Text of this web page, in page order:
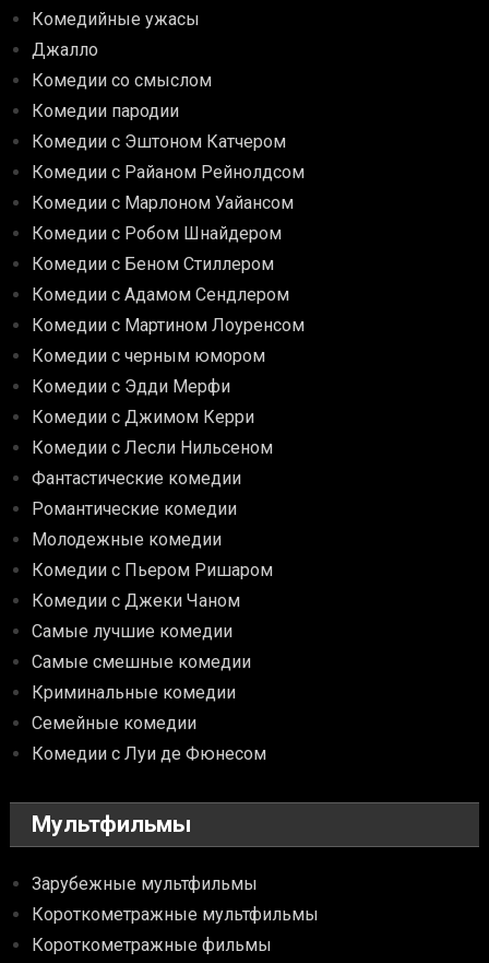
Комедийные ужасы
Джалло
Комедии со смыслом
Комедии пародии
Комедии с Эштоном Катчером
Комедии с Райаном Рейнолдсом
Комедии с Марлоном Уайансом
Комедии с Робом Шнайдером
Комедии с Беном Стиллером
Комедии с Адамом Сендлером
Комедии с Мартином Лоуренсом
Комедии с черным юмором
Комедии с Эдди Мерфи
Комедии с Джимом Керри
Комедии с Лесли Нильсеном
Фантастические комедии
Романтические комедии
Молодежные комедии
Комедии с Пьером Ришаром
Комедии с Джеки Чаном
Самые лучшие комедии
Самые смешные комедии
Криминальные комедии
Семейные комедии
Комедии с Луи де Фюнесом
Мультфильмы
Зарубежные мультфильмы
Короткометражные мультфильмы
Короткометражные фильмы